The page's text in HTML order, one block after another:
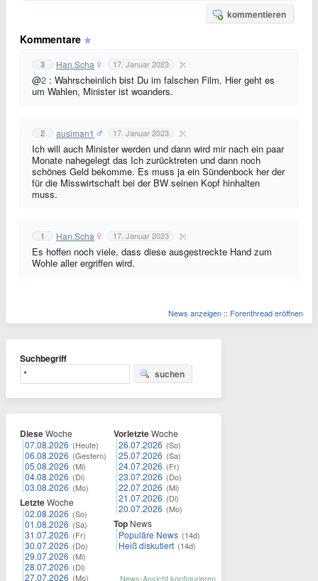
kommentieren
Kommentare
3 Han.Scha 17. Januar 2023
@2 : Wahrscheinlich bist Du im falschen Film. Hier geht es
um Wahlen, Minister ist woanders.
2 ausiman1 17. Januar 2023
Ich will auch Minister werden und dann wird mir nach ein paar
Monate nahegelegt das Ich zurücktreten und dann noch
schönes Geld bekomme. Es muss ja ein Sündenbock her der
für die Misswirtschaft bei der BW seinen Kopf hinhalten
muss.
1 Han.Scha 17. Januar 2023
Es hoffen noch viele, dass diese ausgestreckte Hand zum
Wohle aller ergriffen wird.
News anzeigen :: Forenthread eröffnen
Suchbegriff
suchen
DieseWoche
07.08.2026 (Heute)
06.08.2026 (Gestern)
05.08.2026 (Mi)
04.08.2026 (Di)
03.08.2026 (Mo)
LetzteWoche
02.08.2026 (So)
01.08.2026 (Sa)
31.07.2026 (Fr)
30.07.2026 (Do)
29.07.2026 (Mi)
28.07.2026 (Di)
27.07.2026 (Mo)
VorletzteWoche
26.07.2026 (So)
25.07.2026 (Sa)
24.07.2026 (Fr)
23.07.2026 (Do)
22.07.2026 (Mi)
21.07.2026 (Di)
20.07.2026 (Mo)
Top News
Populäre News (14d)
Heiß diskutiert (14d)
News-Ansicht konfigurieren